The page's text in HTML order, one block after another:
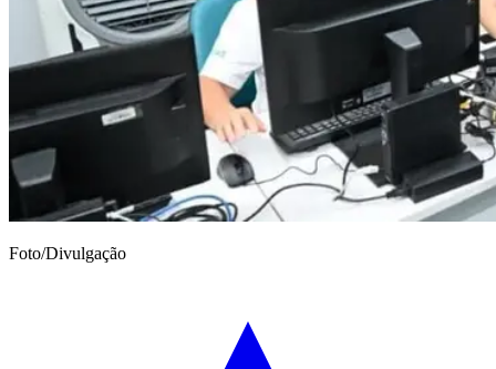
Foto/Divulgação